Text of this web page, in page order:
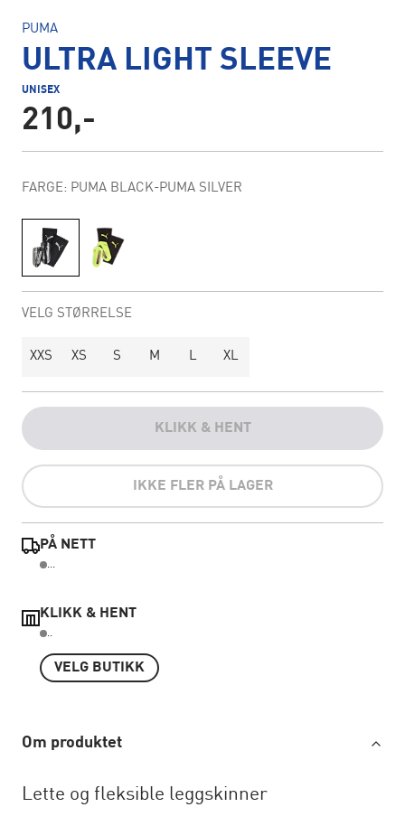
PUMA
ULTRA LIGHT SLEEVE
UNISEX
210,-
FARGE: PUMA BLACK-PUMA SILVER
VELG STØRRELSE
XXS XS S M L XL
KLIKK & HENT
IKKE FLER PÅ LAGER
PÅ NETT
...
KLIKK & HENT
..
VELG BUTIKK
Om produktet
Lette og fleksible leggskinner